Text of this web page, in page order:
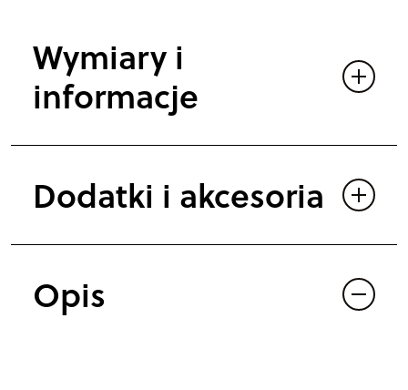
Wymiary i
informacje
Dodatki i akcesoria
Opis